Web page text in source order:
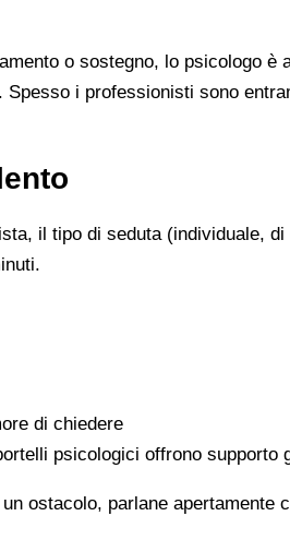
o sostegno, lo psicologo è
i professionisti sono
il tipo di seduta (individuale,
di chiedere
psicologici offrono supporto
ostacolo, parlane apertamente